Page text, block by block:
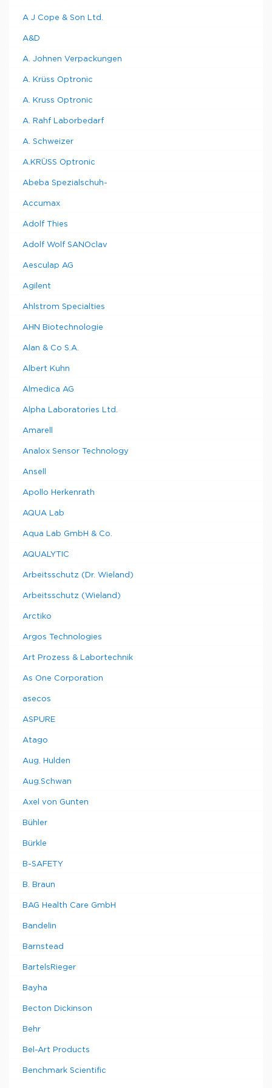
A J Cope & Son Ltd.
A&D
A. Johnen Verpackungen
A. Krüss Optronic
A. Kruss Optronic
A. Rahf Laborbedarf
A. Schweizer
A.KRÜSS Optronic
Abeba Spezialschuh-
Accumax
Adolf Thies
Adolf Wolf SANOclav
Aesculap AG
Agilent
Ahlstrom Specialties
AHN Biotechnologie
Alan & Co S.A.
Albert Kuhn
Almedica AG
Alpha Laboratories Ltd.
Amarell
Analox Sensor Technology
Ansell
Apollo Herkenrath
AQUA Lab
Aqua Lab GmbH & Co.
AQUALYTIC
Arbeitsschutz (Dr. Wieland)
Arbeitsschutz (Wieland)
Arctiko
Argos Technologies
Art Prozess & Labortechnik
As One Corporation
asecos
ASPURE
Atago
Aug. Hulden
Aug.Schwan
Axel von Gunten
Bühler
Bürkle
B-SAFETY
B. Braun
BAG Health Care GmbH
Bandelin
Barnstead
BartelsRieger
Bayha
Becton Dickinson
Behr
Bel-Art Products
Benchmark Scientific